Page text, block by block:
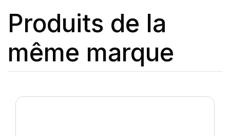
Produits de la
même marque